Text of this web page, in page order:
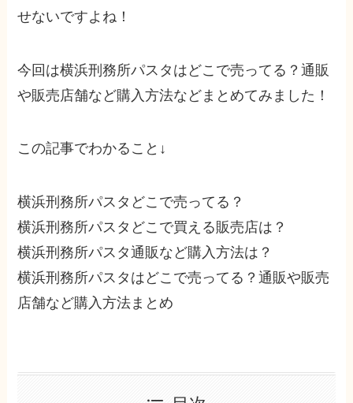
せないですよね！
今回は横浜刑務所パスタはどこで売ってる？通販
や販売店舗など購入方法などまとめてみました！
この記事でわかること↓
横浜刑務所パスタどこで売ってる？
横浜刑務所パスタどこで買える販売店は？
横浜刑務所パスタ通販など購入方法は？
横浜刑務所パスタはどこで売ってる？通販や販売
店舗など購入方法まとめ